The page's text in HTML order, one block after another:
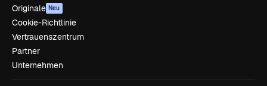
Originale Neu
Cookie-Richtlinie
Vertrauenszentrum
Partner
Unternehmen